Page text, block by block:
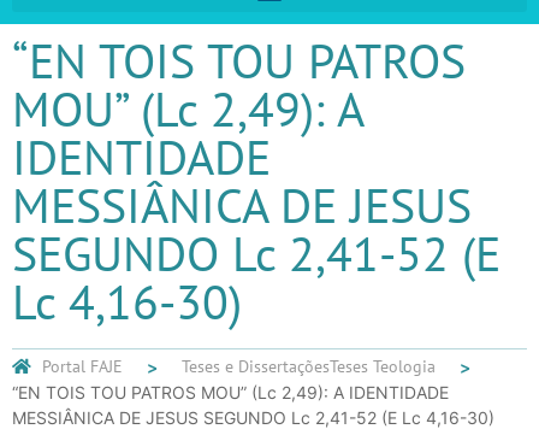
“EN TOIS TOU PATROS
MOU” (Lc 2,49): A
IDENTIDADE
MESSIÂNICA DE JESUS
SEGUNDO Lc 2,41-52 (E
Lc 4,16-30)
Portal FAJE Teses e DissertaçõesTeses Teologia
“EN TOIS TOU PATROS MOU” (Lc 2,49): A IDENTIDADE
MESSIÂNICA DE JESUS SEGUNDO Lc 2,41-52 (E Lc 4,16-30)